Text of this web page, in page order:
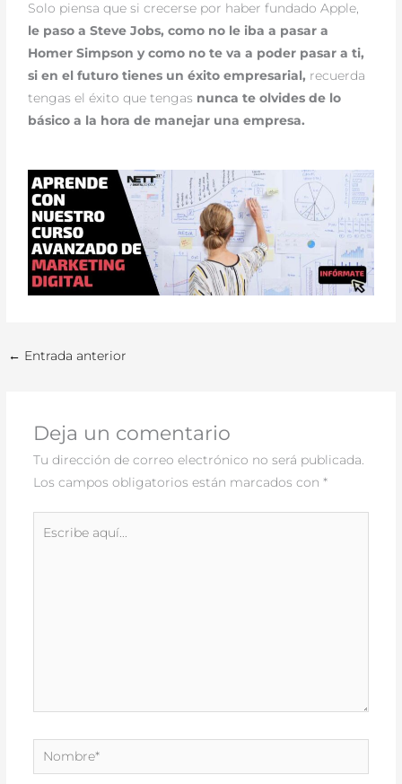
Solo piensa que si crecerse por haber fundado Apple,
le paso a Steve Jobs, como no le iba a pasar a
Homer Simpson y como no te va a poder pasar a ti,
si en el futuro tienes un éxito empresarial, recuerda
tengas el éxito que tengas nunca te olvides de lo
básico a la hora de manejar una empresa.
← Entrada anterior
Deja un comentario
Tu dirección de correo electrónico no será publicada.
Los campos obligatorios están marcados con *
Nombre*